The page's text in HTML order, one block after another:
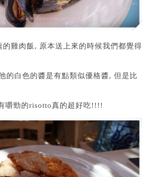
的雞肉飯, 原本送上來的時候我們都覺得
的白色的醬是有點類似優格醬, 但是比
嚼勁的risotto真的超好吃!!!!